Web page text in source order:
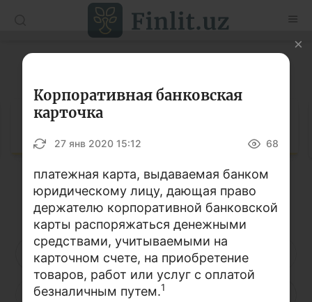
Рус
Статьи
Учебные материалы
Глоссарий
Книги по финансовой грамотности
Видео
Проекты
Интерактивные услуги
Кириллица Латиница
А Б В Г Д Е
Ж З И Й
Корпоративная банковская
карточка
27 янв 2020 15:12 68
платежная карта, выдаваемая банком
юридическому лицу, дающая право
держателю корпоративной банковской
карты распоряжаться денежными
средствами, учитываемыми на
карточном счете, на приобретение
товаров, работ или услуг с оплатой
безналичным путем.1